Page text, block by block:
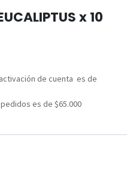
x 10
de cuenta es de
es de $65.000